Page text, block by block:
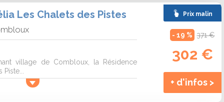
Les Chalets des Pistes
village de Combloux, la Résidence
Prix malin
- 19 % 371 €
302 €
+ d'infos >